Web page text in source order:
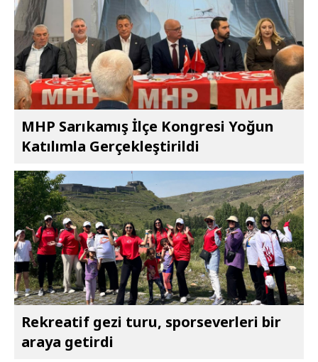
MHP Sarıkamış İlçe Kongresi Yoğun
Katılımla Gerçekleştirildi
Rekreatif gezi turu, sporseverleri bir
araya getirdi